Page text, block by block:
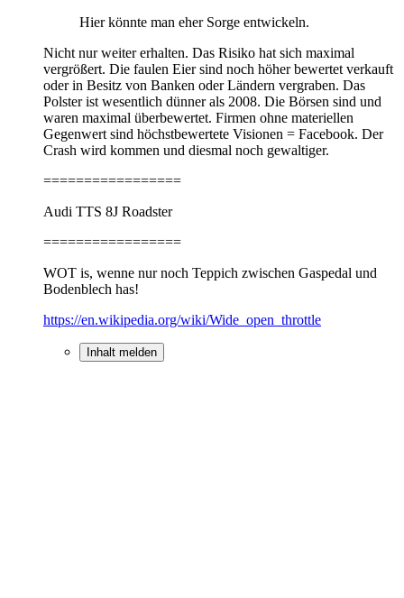
Hier könnte man eher Sorge entwickeln.
Nicht nur weiter erhalten. Das Risiko hat sich maximal
vergrößert. Die faulen Eier sind noch höher bewertet verkauft
oder in Besitz von Banken oder Ländern vergraben. Das
Polster ist wesentlich dünner als 2008. Die Börsen sind und
waren maximal überbewertet. Firmen ohne materiellen
Gegenwert sind höchstbewertete Visionen = Facebook. Der
Crash wird kommen und diesmal noch gewaltiger.
=================
Audi TTS 8J Roadster
=================
WOT is, wenne nur noch Teppich zwischen Gaspedal und
Bodenblech has!
https://en.wikipedia.org/wiki/Wide_open_throttle
Inhalt melden